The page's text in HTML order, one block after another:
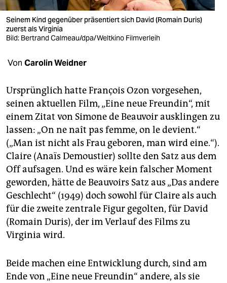
verlag
verlag
shop
fragen & hilfe
unterstützen
abo
genossenschaft
epaper login
Seinem Kind gegenüber präsentiert sich David (Romain Duris)
zuerst als Virginia
Bild: Bertrand Calmeau/dpa/Weltkino Filmverleih
Von Carolin Weidner
Ursprünglich hatte François Ozon vorgesehen,
seinen aktuellen Film, „Eine neue Freundin“, mit
einem Zitat von Simone de Beauvoir ausklingen zu
lassen: „On ne naît pas femme, on le devient.“
(„Man ist nicht als Frau geboren, man wird eine.“).
Claire (Anaïs Demoustier) sollte den Satz aus dem
Off aufsagen. Und es wäre kein falscher Moment
geworden, hätte de Beauvoirs Satz aus „Das andere
Geschlecht“ (1949) doch sowohl für Claire als auch
für die zweite zentrale Figur gegolten, für David
(Romain Duris), der im Verlauf des Films zu
Virginia wird.
Beide machen eine Entwicklung durch, sind am
Ende von „Eine neue Freundin“ andere, als sie